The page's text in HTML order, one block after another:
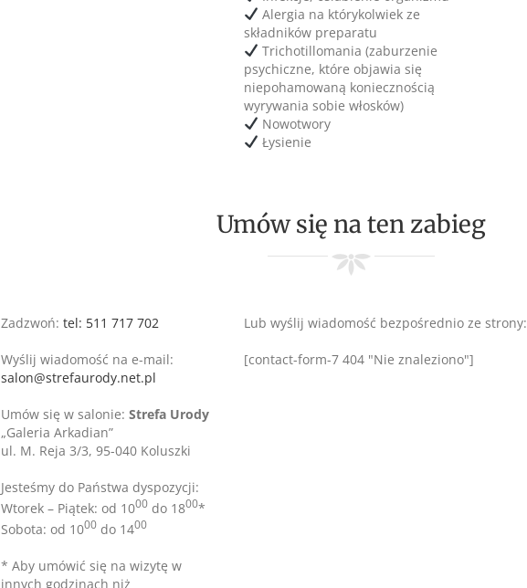
Alergia na którykolwiek ze
składników preparatu
Trichotillomania (zaburzenie
psychiczne, które objawia się
niepohamowaną koniecznością
wyrywania sobie włosków)
Nowotwory
Łysienie
Umów się na ten zabieg
Zadzwoń: tel: 511 717 702
Wyślij wiadomość na e-mail:
salon@strefaurody.net.pl
Umów się w salonie: Strefa Urody
„Galeria Arkadian”
ul. M. Reja 3/3, 95-040 Koluszki
Jesteśmy do Państwa dyspozycji:
Wtorek – Piątek: od 1000 do 1800*
Sobota: od 1000 do 1400
* Aby umówić się na wizytę w
innych godzinach niż
Lub wyślij wiadomość bezpośrednio ze strony:
[contact-form-7 404 "Nie znaleziono"]